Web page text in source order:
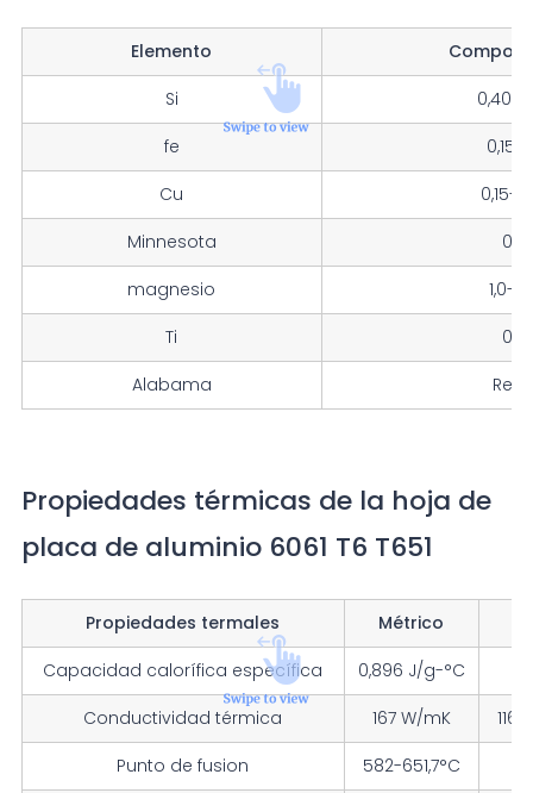
Elemento
Si
0,40-
fe
0,15-
Cu
0,15-
Minnesota
0,15
magnesio
1,0-
Ti
0,15
Alabama
Propiedades térmicas de la hoja de
placa de aluminio 6061 T6 T651
Propiedades termales
Métrico
Capacidad calorífica específica
0,896 J/g-°C
Conductividad térmica
167 W/mK
Punto de fusion
582-651,7°C